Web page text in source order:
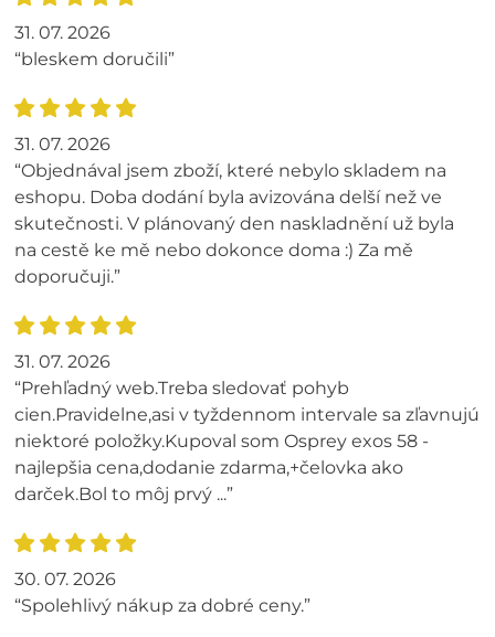
31. 07. 2026
“bleskem doručili”
31. 07. 2026
“Objednával jsem zboží, které nebylo skladem na
eshopu. Doba dodání byla avizována delší než ve
skutečnosti. V plánovaný den naskladnění už byla
na cestě ke mě nebo dokonce doma :) Za mě
doporučuji.”
31. 07. 2026
“Prehľadný web.Treba sledovať pohyb
cien.Pravidelne,asi v tyždennom intervale sa zľavnujú
niektoré položky.Kupoval som Osprey exos 58 -
najlepšia cena,dodanie zdarma,+čelovka ako
darček.Bol to môj prvý ...”
30. 07. 2026
“Spolehlivý nákup za dobré ceny.”